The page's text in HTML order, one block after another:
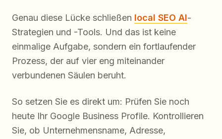
Genau diese Lücke schließen local SEO AI-
Strategien und -Tools. Und das ist keine
einmalige Aufgabe, sondern ein fortlaufender
Prozess, der auf vier eng miteinander
verbundenen Säulen beruht.
So setzen Sie es direkt um: Prüfen Sie noch
heute Ihr Google Business Profile. Kontrollieren
Sie, ob Unternehmensname, Adresse,